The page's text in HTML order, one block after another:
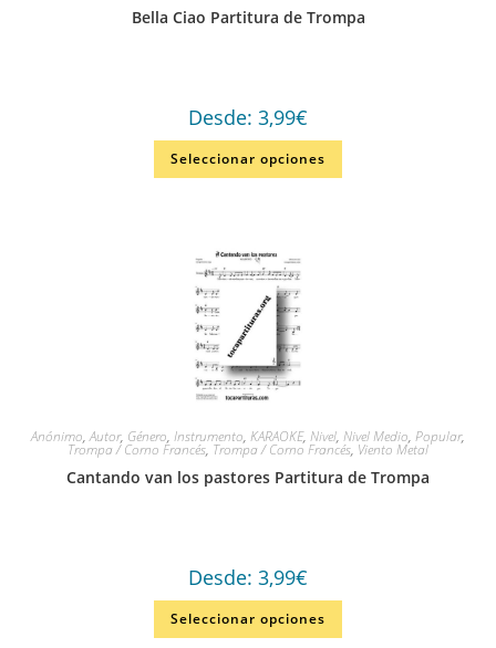
Bella Ciao Partitura de Trompa
Desde: 3,99€
Seleccionar opciones
Anónimo,Autor, Género, Instrumento, KARAOKE, Nivel, Nivel Medio, Popular,
Trompa / Corno Francés, Trompa / Corno Francés, Viento Metal
Cantando van los pastores Partitura de Trompa
Desde: 3,99€
Seleccionar opciones